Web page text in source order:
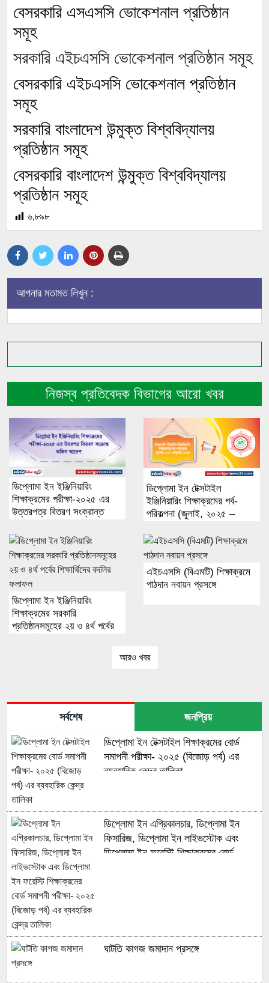
বেসরকারি এসএসসি ভোকেশনাল প্রতিষ্ঠান
সমূহ
সরকারি এইচএসসি ভোকেশনাল প্রতিষ্ঠান সমূহ
বেসরকারি এইচএসসি ভোকেশনাল প্রতিষ্ঠান
সমূহ
সরকারি বাংলাদেশ উন্মুক্ত বিশ্ববিদ্যালয়
প্রতিষ্ঠান সমূহ
বেসরকারি বাংলাদেশ উন্মুক্ত বিশ্ববিদ্যালয়
প্রতিষ্ঠান সমূহ
৬,৮৯৮
আপনার মতামত লিখুন :
নিজস্ব প্রতিবেদক বিভাগের আরো খবর
ডিপ্লোমা ইন ইঞ্জিনিয়ারিং
শিক্ষাক্রমের পরীক্ষা-২০২৫ এর
উত্তরপত্র বিতরণ সংক্রান্ত
ডিপ্লোমা ইন টেক্সটাইল
ইঞ্জিনিয়ারিং শিক্ষাক্রমের পর্ব-
পরিকল্পনা (জুলাই, ২০২৫ –
ডিপ্লোমা ইন ইঞ্জিনিয়ারিং
শিক্ষাক্রমের সরকারি
প্রতিষ্ঠানসমূহের ২য় ও ৪র্থ পর্বের
এইচএসসি (বিএমটি) শিক্ষাক্রমে
পাঠদান নবায়ন প্রসঙ্গে
আরও খবর
সর্বশেষ জনপ্রিয়
ডিপ্লোমা ইন টেক্সটাইল শিক্ষাক্রমের বোর্ড
সমাপনী পরীক্ষা- ২০২৫ (বিজোড় পর্ব) এর
ব্যবহারিক কেন্দ্র তালিকা
ডিপ্লোমা ইন এগ্রিকালচার, ডিপ্লোমা ইন
ফিসারিজ, ডিপ্লোমা ইন লাইভস্টোক এবং
ডিপ্লোমা ইন ফরেস্টি শিক্ষাক্রমের বোর্ড
ঘাটতি কাগজ জমাদান প্রসঙ্গে